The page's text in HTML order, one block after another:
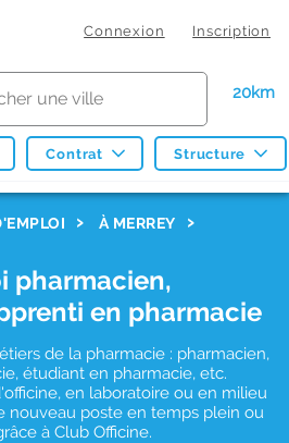
Connexion Inscription
20km
Contrat Structure
À MERREY
pharmacien,
en pharmacie
de la pharmacie : pharmacien,
étudiant en pharmacie, etc.
en laboratoire ou en milieu
nouveau poste en temps plein ou
à Club Officine.